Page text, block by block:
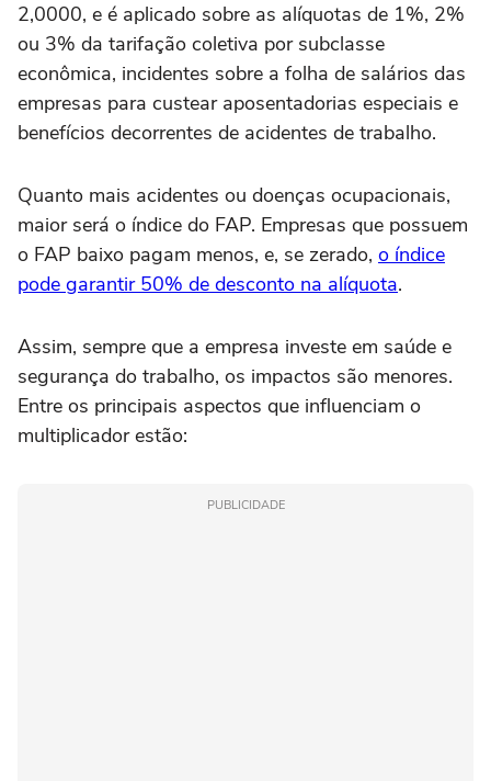
2,0000, e é aplicado sobre as alíquotas de 1%, 2%
ou 3% da tarifação coletiva por subclasse
econômica, incidentes sobre a folha de salários das
empresas para custear aposentadorias especiais e
benefícios decorrentes de acidentes de trabalho.
Quanto mais acidentes ou doenças ocupacionais,
maior será o índice do FAP. Empresas que possuem
o FAP baixo pagam menos, e, se zerado, o índice
pode garantir 50% de desconto na alíquota.
Assim, sempre que a empresa investe em saúde e
segurança do trabalho, os impactos são menores.
Entre os principais aspectos que influenciam o
multiplicador estão:
PUBLICIDADE